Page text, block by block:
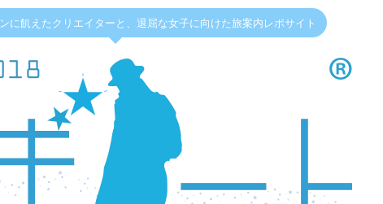
に飢えたクリエイターと、退屈な女子に向けた旅案内レポサイト